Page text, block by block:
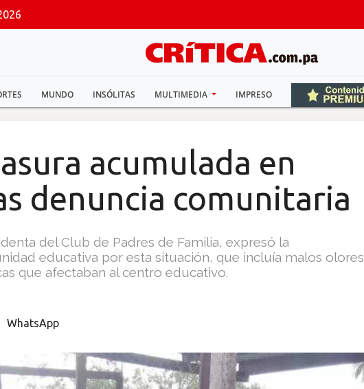
MUNDO INSÓLITAS MULTIMEDIA IMPRESO
acumulada en
denuncia comunitaria
del Club de Padres de Familia, expresó la
educativa por esta situación, que incluía malos olores
que afectaban al centro educativo.
WhatsApp